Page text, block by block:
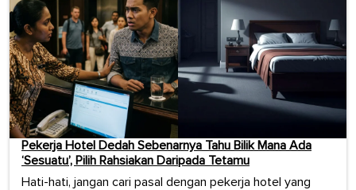
Pekerja Hotel Dedah Sebenarnya Tahu Bilik Mana Ada
‘Sesuatu’, Pilih Rahsiakan Daripada Tetamu
Hati-hati, jangan cari pasal dengan pekerja hotel yang